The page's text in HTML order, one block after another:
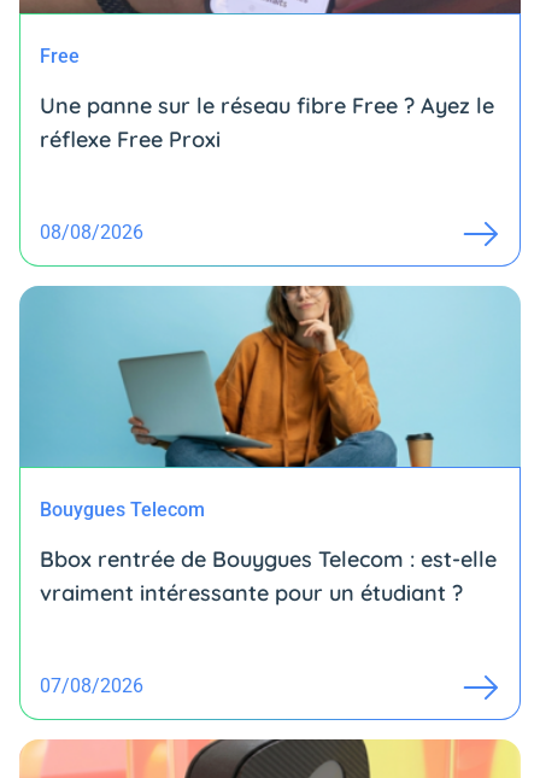
Free
Une panne sur le réseau fibre Free ? Ayez le
réflexe Free Proxi
08/08/2026
Bouygues Telecom
Bbox rentrée de Bouygues Telecom : est-elle
vraiment intéressante pour un étudiant ?
07/08/2026